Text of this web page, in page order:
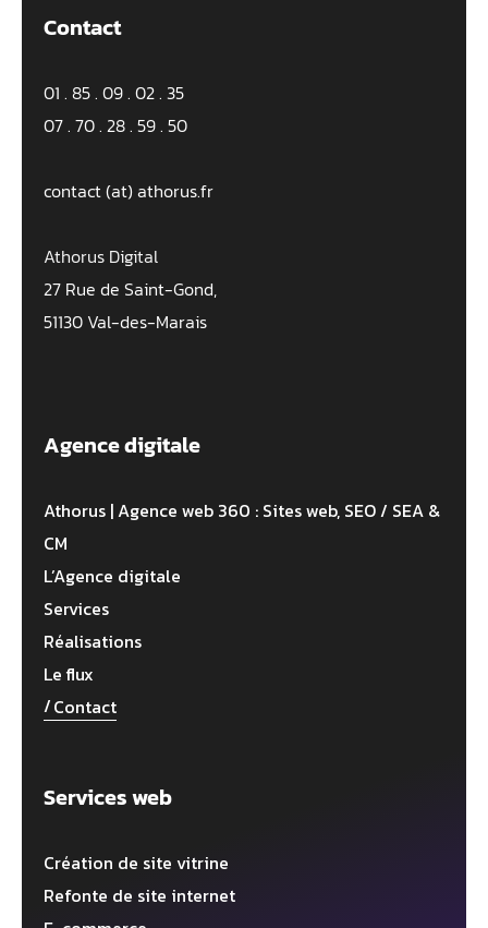
Contact
01 . 85 . 09 . 02 . 35
07 . 70 . 28 . 59 . 50
contact (at) athorus.fr
Athorus Digital
27 Rue de Saint-Gond,
51130 Val-des-Marais
Agence digitale
Athorus | Agence web 360 : Sites web, SEO / SEA &
CM
L’Agence digitale
Services
Réalisations
Le flux
Contact
Services web
Création de site vitrine
Refonte de site internet